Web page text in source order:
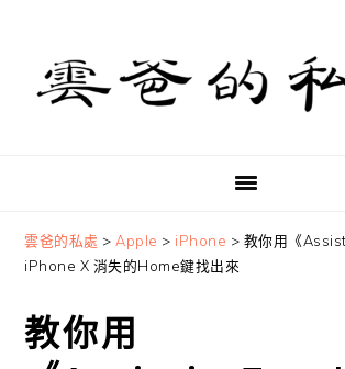
primary
navigation
content
primary
sidebar
雲爸的私處 > Apple > iPhone > 教你用《
iPhone X 消失的Home鍵找出來
教你用